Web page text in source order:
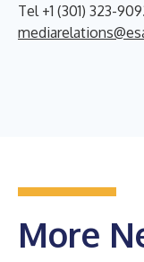
Tel +1 (301) 323-
More